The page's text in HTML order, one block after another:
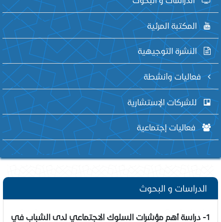
المكتبة المرئية
النشرة التوجيهية
فعاليات وأنشطة
للشركات الإستشارية
فعاليات إجتماعية
الدراسات و البحوث
1- دراسة أهم مؤشرات السلوك الاجتماعي لدى الشباب في